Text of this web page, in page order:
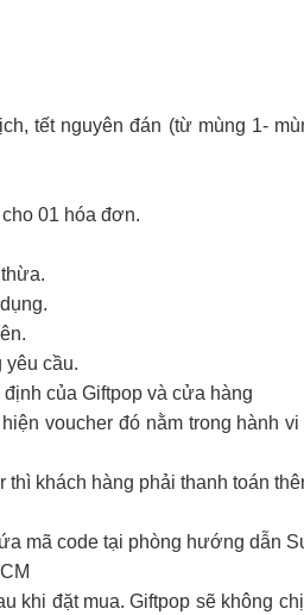
tết nguyên đán (từ mùng 1-
01 hóa đơn.
yêu cầu.
của Giftpop và cửa hàng
voucher đó nằm trong hành
khách hàng phải thanh toán
mã code tại phòng hướng dẫn
khi đặt mua. Giftpop sẽ không